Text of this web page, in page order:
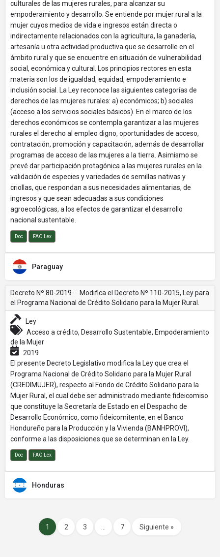
culturales de las mujeres rurales, para alcanzar su
empoderamiento y desarrollo. Se entiende por mujer rural a la
mujer cuyos medios de vida e ingresos están directa o
indirectamente relacionados con la agricultura, la ganadería,
artesanía u otra actividad productiva que se desarrolle en el
ámbito rural y que se encuentre en situación de vulnerabilidad
social, económica y cultural. Los principios rectores en esta
materia son los de igualdad, equidad, empoderamiento e
inclusión social. La Ley reconoce las siguientes categorías de
derechos de las mujeres rurales: a) económicos; b) sociales
(acceso a los servicios sociales básicos). En el marco de los
derechos económicos se contempla garantizar a las mujeres
rurales el derecho al empleo digno, oportunidades de acceso,
contratación, promoción y capacitación, además de desarrollar
programas de acceso de las mujeres a la tierra. Asimismo se
prevé dar participación protagónica a las mujeres rurales en la
validación de especies y variedades de semillas nativas y
criollas, que respondan a sus necesidades alimentarias, de
ingresos y que sean adecuadas a sus condiciones
agroecológicas, a los efectos de garantizar el desarrollo
nacional sustentable.
Doc FAO Lex
Paraguay
Decreto Nº 80-2019 ─ Modifica el Decreto Nº 110-2015, Ley para
el Programa Nacional de Crédito Solidario para la Mujer Rural.
Ley
Acceso a crédito, Desarrollo Sustentable, Empoderamiento
de la Mujer
2019
El presente Decreto Legislativo modifica la Ley que crea el
Programa Nacional de Crédito Solidario para la Mujer Rural
(CREDIMUJER), respecto al Fondo de Crédito Solidario para la
Mujer Rural, el cual debe ser administrado mediante fideicomiso
que constituye la Secretaría de Estado en el Despacho de
Desarrollo Económico, como fideicomitente, en el Banco
Hondureño para la Producción y la Vivienda (BANHPROVI),
conforme a las disposiciones que se determinan en la Ley.
Doc FAO Lex
Honduras
1 2 3 7 Siguiente »